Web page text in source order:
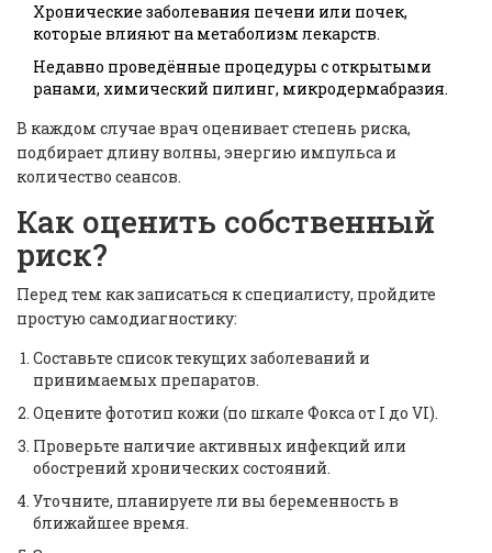
Хронические заболевания печени или почек,
которые влияют на метаболизм лекарств.
Недавно проведённые процедуры с открытыми
ранами, химический пилинг, микродермабразия.
В каждом случае врач оценивает степень риска,
подбирает длину волны, энергию импульса и
количество сеансов.
Как оценить собственный
риск?
Перед тем как записаться к специалисту, пройдите
простую самодиагностику:
Составьте список текущих заболеваний и
принимаемых препаратов.
Оцените фототип кожи (по шкале Фокса от I до VI).
Проверьте наличие активных инфекций или
обострений хронических состояний.
Уточните, планируете ли вы беременность в
ближайшее время.